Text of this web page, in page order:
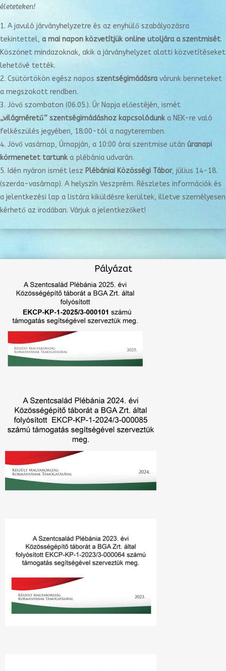
életeteken!
A javuló járványhelyzetre és az enyhülő szabályozásra
tekintettel, a mai napon közvetítjük online utoljára a szentmisét.
Köszönet mindazoknak, akik a járványhelyzet alatti közvetítéseket
lehetővé tették.
Csütörtökön egész napos szentségimádásravárunk benneteket
a megszokott rendben.
Jövő szombaton (06.05.). Úr Napja előestéjén, ismét
„világméretű” szentségimádáshoz kapcsolódunk a NEK-re való
felkészülés jegyében, 18:00-tól a nagyteremben.
Jövő vasárnap, Úrnapján, a 10:00 órai szentmise után úranapi
körmenetet tartunk a plébánia udvarán.
Idén nyáron ismét lesz Plébániai Közösségi Tábor, július 14-18.
(szerda-vasárnap). A helyszín Veszprém. Részletes információk és
a jelentkezési lap a listára kiküldésre kerültek, illetve személyesen
kérhető az irodában. Várjuk a jelentkezőket!
Pályázat